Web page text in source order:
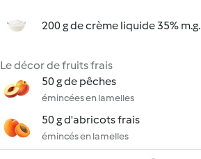
200 g de crème liquide 35% m.g.
Le décor de fruits frais
50 g de pêches
émincées en lamelles
50 g d'abricots frais
émincés en lamelles